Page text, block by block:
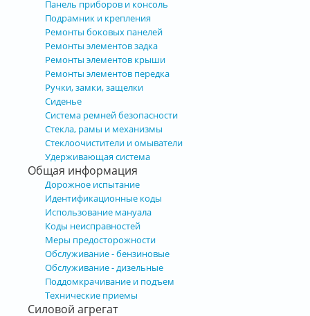
Панель приборов и консоль
Подрамник и крепления
Ремонты боковых панелей
Ремонты элементов задка
Ремонты элементов крыши
Ремонты элементов передка
Ручки, замки, защелки
Сиденье
Система ремней безопасности
Стекла, рамы и механизмы
Стеклоочистители и омыватели
Удерживающая система
Общая информация
Дорожное испытание
Идентификационные коды
Использование мануала
Коды неисправностей
Меры предосторожности
Обслуживание - бензиновые
Обслуживание - дизельные
Поддомкрачивание и подъем
Технические приемы
Силовой агрегат